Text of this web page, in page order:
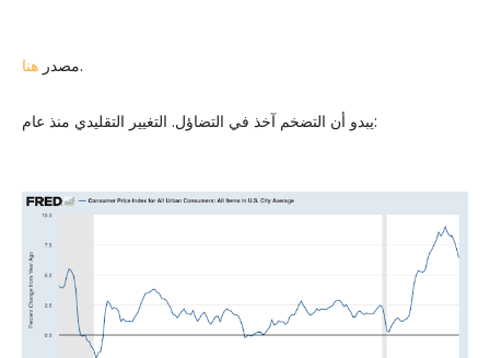
مصدر هنا .
يبدو أن التضخم آخذ في التضاؤل. التغيير التقليدي منذ عام: